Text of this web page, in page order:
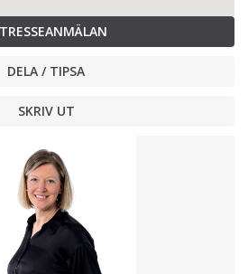
DELA / TIPSA
SKRIV UT